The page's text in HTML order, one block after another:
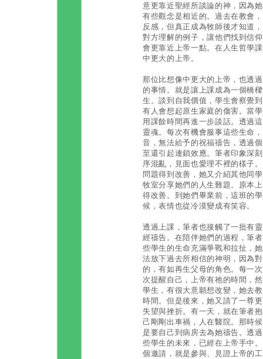
意更靠近聖經所談論的神，因為
有些觀念是相近的。過去在教會
反感，但真正成為牧師後才知道
對方理解的例子，讓他們找到信
會更靠近上帝一點。在人生哲學
中更大的上帝。
那位比想像中更大的上帝，也透
的事情。就是讓上課成為一個橋
生。談到自我價值，學生會察覺
有人會想起原生家庭的傷害。當
用課餘時間再進一步談話。透過
靈魂。每次有機會服事這些生命
音，無法給予的祝福禱告，透過
至還引起連鎖效應。筆者印象深
序混亂，見面也愛理不裡的樣子
問題得到改善，她又介紹其他同
牧室分享她們的人生難題。原本
得改善。到她們畢業前，這班的
候，表情也從冷漠變成有笑容。
透過上課，筆者也接觸了一批有
經禱告。在陪伴她們的過程，筆
些學生的生命充滿爭戰和拉扯，
法放下過去所相信的神明，因為
的，有如再生父母的角色。每一
次提醒自己，上帝有祂的時間，
學生，有很大意願想改變，她去
時間。但是後來，她又請了一尊
失望與挫折。有一天，就在筆者
己剛剛出車禍，人在醫院。那時
是要自己到病房去為她禱告。透
些學生的未來，已經在上帝手中
個邀請，就是參與、見證上帝的